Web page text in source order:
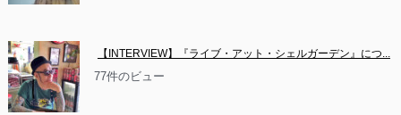
【INTERVIEW】『ライブ・アット・シェルガーデン』につ...
77件のビュー